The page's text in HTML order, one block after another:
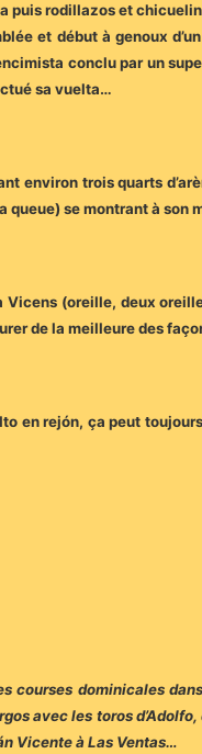
puis rodillazos et
et début à genoux
conclu par un
sa vuelta…
environ trois quarts
queue) se montrant à son
Vicens (oreille, deux
de la meilleure des
en rejón, ça peut
courses dominicales
avec les toros
Vicente à Las Ventas…